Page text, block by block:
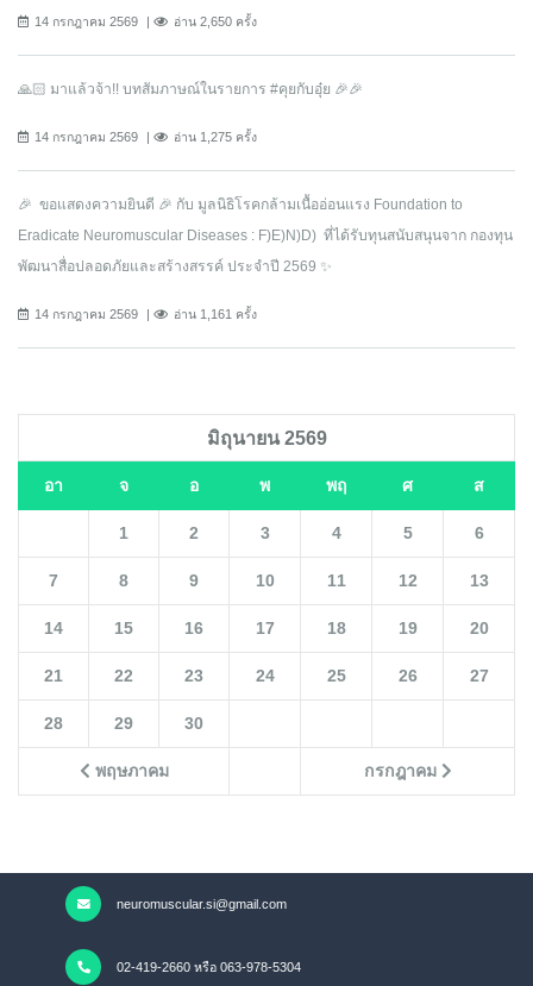
14 กรกฎาคม 2569 อ่าน 2,650 ครั้ง
🙏🏻 มาแล้วจ้า!! บทสัมภาษณ์ในรายการ #คุยกับอุ๋ย 🎉🎉
14 กรกฎาคม 2569 อ่าน 1,275 ครั้ง
🎉 ขอแสดงความยินดี 🎉 กับ มูลนิธิโรคกล้ามเนื้ออ่อนแรง Foundation to
Eradicate Neuromuscular Diseases : F)E)N)D) ที่ได้รับทุนสนับสนุนจาก กองทุน
พัฒนาสื่อปลอดภัยและสร้างสรรค์ ประจำปี 2569 ✨
14 กรกฎาคม 2569 อ่าน 1,161 ครั้ง
มิถุนายน 2569
อา จ อ พ พฤ ศ ส
พฤษภาคม กรกฎาคม
1 2 3 4 5 6
7 8 9 10 11 12 13
14 15 16 17 18 19 20
21 22 23 24 25 26 27
28 29 30
neuromuscular.si@gmail.com
02-419-2660 หรือ 063-978-5304